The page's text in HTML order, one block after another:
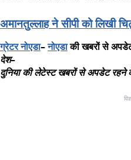
अमानतुल्लाह ने सीपी को लिखी
ग्रेटरनोएडा–नोएडाकीखबरोंसे
देश–
दुनिया की लेटेस्ट खबरों से अपडेट रहने